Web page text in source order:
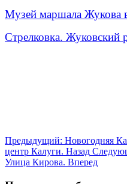
Музей маршала Жукова
Стрелковка. Жуковский
Предыдущий: Новогодняя
центр Калуги. Назад
Улица Кирова. Вперед